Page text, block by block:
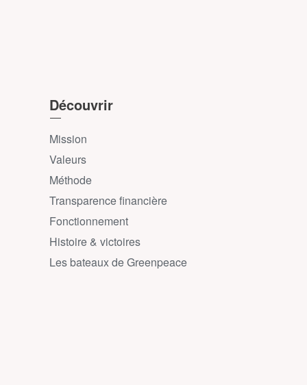
Découvrir
Mission
Valeurs
Méthode
Transparence financière
Fonctionnement
Histoire & victoires
Les bateaux de Greenpeace